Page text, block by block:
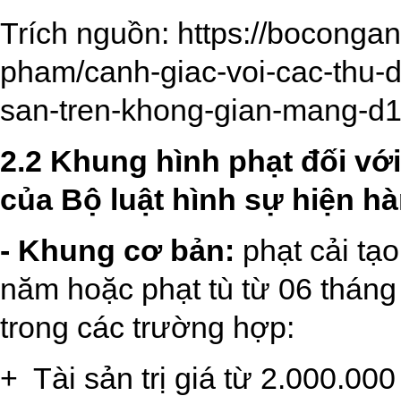
Trích nguồn: https://
pham/canh-giac-voi-cac-
san-tren-khong-gian-mang-
2.2 Khung hình phạt đối
của Bộ luật hình sự hiện
- Khung cơ bản: phạt cải
năm hoặc phạt tù từ 06
trong các trường hợp:
+ Tài sản trị giá từ